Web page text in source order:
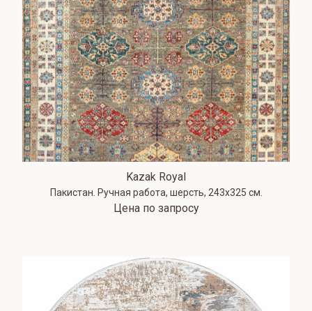
Kazak Royal
Пакистан. Ручная работа, шерсть, 243x325 см.
Цена по запросу